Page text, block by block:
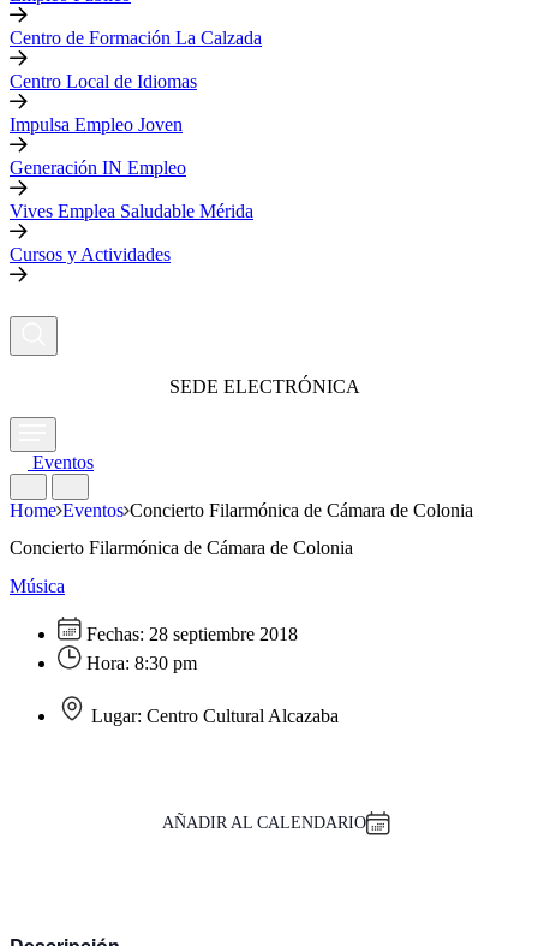
Centro de Formación La Calzada
Centro Local de Idiomas
Impulsa Empleo Joven
Generación IN Empleo
Vives Emplea Saludable Mérida
Cursos y Actividades
SEDE ELECTRÓNICA
Eventos
Home Eventos Concierto Filarmónica de Cámara de Colonia
Concierto Filarmónica de Cámara de Colonia
Música
Fechas: 28 septiembre 2018
Hora: 8:30 pm
Lugar: Centro Cultural Alcazaba
AÑADIR AL CALENDARIO